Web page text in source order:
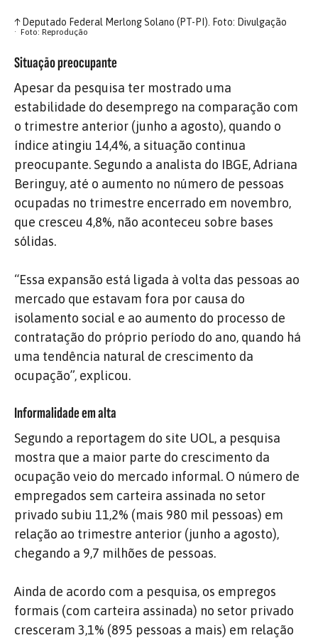
↑Deputado Federal Merlong Solano (PT-PI). Foto: Divulgação
Foto: Reprodução
Situação preocupante
Apesar da pesquisa ter mostrado uma
estabilidade do desemprego na comparação com
o trimestre anterior (junho a agosto), quando o
índice atingiu 14,4%, a situação continua
preocupante. Segundo a analista do IBGE, Adriana
Beringuy, até o aumento no número de pessoas
ocupadas no trimestre encerrado em novembro,
que cresceu 4,8%, não aconteceu sobre bases
sólidas.
“Essa expansão está ligada à volta das pessoas ao
mercado que estavam fora por causa do
isolamento social e ao aumento do processo de
contratação do próprio período do ano, quando há
uma tendência natural de crescimento da
ocupação”, explicou.
Informalidade em alta
Segundo a reportagem do site UOL, a pesquisa
mostra que a maior parte do crescimento da
ocupação veio do mercado informal. O número de
empregados sem carteira assinada no setor
privado subiu 11,2% (mais 980 mil pessoas) em
relação ao trimestre anterior (junho a agosto),
chegando a 9,7 milhões de pessoas.
Ainda de acordo com a pesquisa, os empregos
formais (com carteira assinada) no setor privado
cresceram 3,1% (895 pessoas a mais) em relação